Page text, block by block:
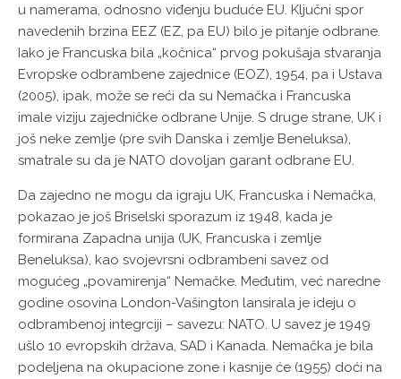
u namerama, odnosno viđenju buduće EU. Ključni spor
navedenih brzina EEZ (EZ, pa EU) bilo je pitanje odbrane.
Iako je Francuska bila „kočnica“ prvog pokušaja stvaranja
Evropske odbrambene zajednice (EOZ), 1954, pa i Ustava
(2005), ipak, može se reći da su Nemačka i Francuska
imale viziju zajedničke odbrane Unije. S druge strane, UK i
još neke zemlje (pre svih Danska i zemlje Beneluksa),
smatrale su da je NATO dovoljan garant odbrane EU.
Da zajedno ne mogu da igraju UK, Francuska i Nemačka,
pokazao je još Briselski sporazum iz 1948, kada je
formirana Zapadna unija (UK, Francuska i zemlje
Beneluksa), kao svojevrsni odbrambeni savez od
mogućeg „povamirenja“ Nemačke. Međutim, već naredne
godine osovina London-Vašington lansirala je ideju o
odbrambenoj integrciji – savezu: NATO. U savez je 1949
ušlo 10 evropskih država, SAD i Kanada. Nemačka je bila
podeljena na okupacione zone i kasnije će (1955) doći na